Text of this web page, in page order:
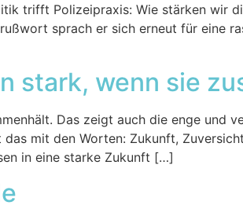
trifft Polizeipraxis: Wie stärken wir
sprach er sich erneut für eine
stark, wenn sie
Das zeigt auch die enge und
mit den Worten: Zukunft,
in eine starke Zukunft […]